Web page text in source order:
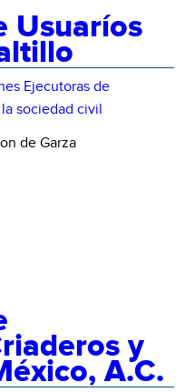
Usuaríos
Ejecutoras de
sociedad civil
de Garza
y
A.C.